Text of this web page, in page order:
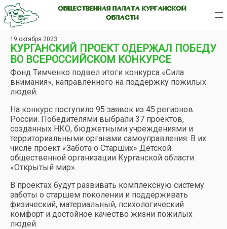
ОБЩЕСТВЕННАЯ ПАЛАТА КУРГАНСКОЙ
ОБЛАСТИ
19 октября 2023
КУРГАНСКИЙ ПРОЕКТ ОДЕРЖАЛ ПОБЕДУ
ВО ВСЕРОССИЙСКОМ КОНКУРСЕ
Фонд Тимченко подвел итоги конкурса «Сила
внимания», направленного на поддержку пожилых
людей.
На конкурс поступило 95 заявок из 45 регионов
России. Победителями выбрали 37 проектов,
созданных НКО, бюджетными учреждениями и
территориальными органами самоуправления. В их
числе проект «Забота о Старших» Детской
общественной организации Курганской области
«Открытый мир».
В проектах будут развивать комплексную систему
заботы о старшем поколении и поддерживать
физический, материальный, психологический
комфорт и достойное качество жизни пожилых
людей.